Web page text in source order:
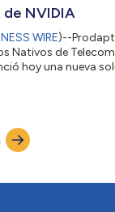
NVIDIA
WIRE)--
Nativos de
hoy una nueva
IA entrenados en
y simulan
a...